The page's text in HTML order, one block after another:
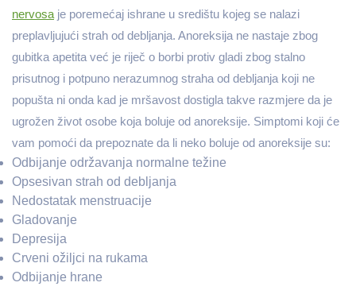
nervosa je poremećaj ishrane u središtu kojeg se nalazi
preplavljujući strah od debljanja. Anoreksija ne nastaje zbog
gubitka apetita već je riječ o borbi protiv gladi zbog stalno
prisutnog i potpuno nerazumnog straha od debljanja koji ne
popušta ni onda kad je mršavost dostigla takve razmjere da je
ugrožen život osobe koja boluje od anoreksije. Simptomi koji će
vam pomoći da prepoznate da li neko boluje od anoreksije su:
Odbijanje održavanja normalne težine
Opsesivan strah od debljanja
Nedostatak menstruacije
Gladovanje
Depresija
Crveni ožiljci na rukama
Odbijanje hrane